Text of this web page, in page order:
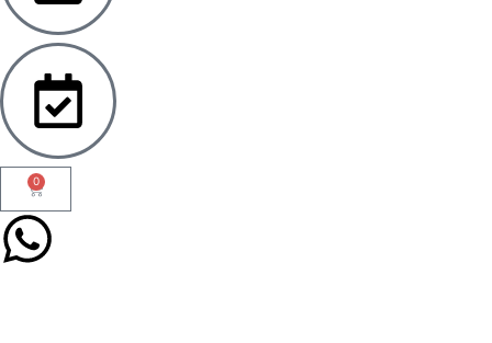
0
Panier